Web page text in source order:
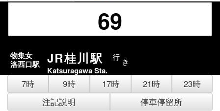
69
物集女
洛西口駅
JR桂川駅 行 き
Katsuragawa Sta.
7時 9時 17時 21時
23時
注記説明
停車停留所